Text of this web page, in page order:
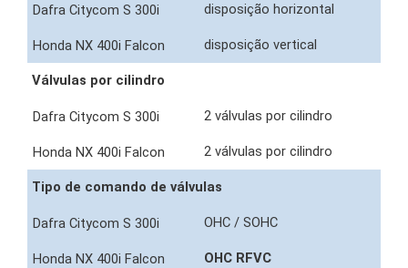
disposição horizontal
disposição vertical
Válvulas por cilindro
2 válvulas por cilindro
2 válvulas por cilindro
Tipo de comando de válvulas
OHC / SOHC
OHC RFVC